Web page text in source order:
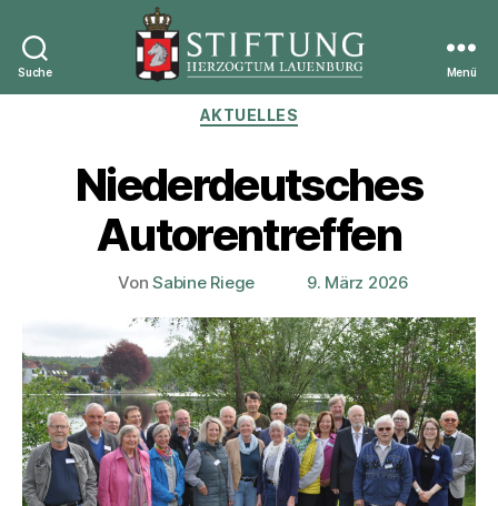
Suche
Stiftung
Herzogtum
Menü
Kategorien
AKTUELLES
Niederdeutsches
Autorentreffen
Beitragsautor
VonSabine Riege Veröffentlichungsdatum
9. März 2026